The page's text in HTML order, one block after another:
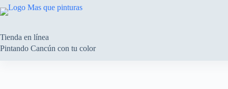
Saltar
al
Tienda en línea
Pintando Cancún con tu color